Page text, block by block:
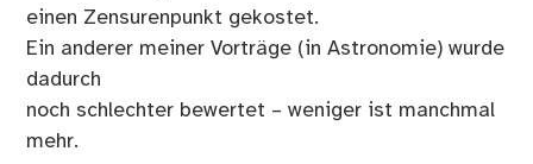
einen Zensurenpunkt gekostet.
Ein anderer meiner Vorträge (in Astronomie) wurde
dadurch
noch schlechter bewertet – weniger ist manchmal
mehr.